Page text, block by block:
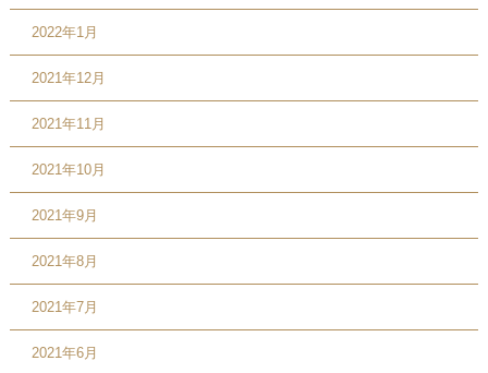
2022年1月
2021年12月
2021年11月
2021年10月
2021年9月
2021年8月
2021年7月
2021年6月